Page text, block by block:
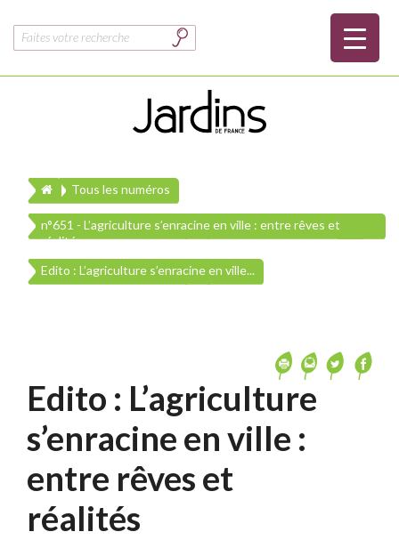
Rechercher :
Tous les numéros
n°651 - L’agriculture s’enracine en ville : entre rêves et
réalités
Edito : L’agriculture s’enracine en ville...
Edito : L’agriculture
s’enracine en ville :
entre rêves et
réalités